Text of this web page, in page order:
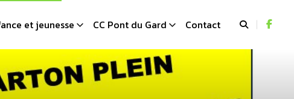
et jeunesse CC Pont du Gard Contact